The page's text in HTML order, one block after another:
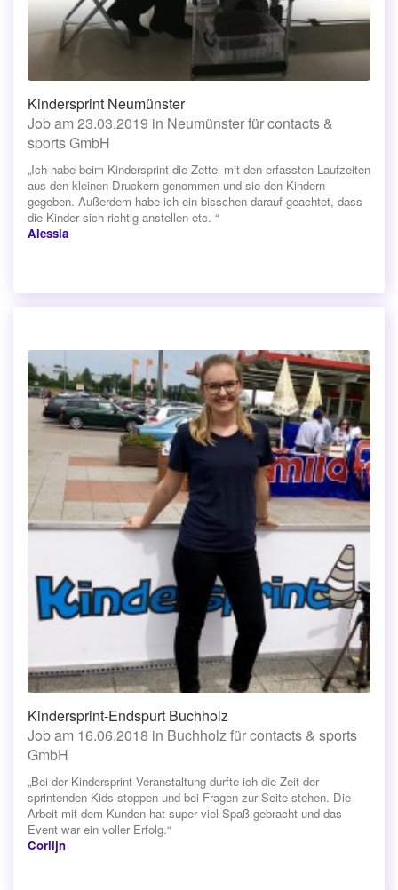
Kindersprint Neumünster
Job am 23.03.2019 in Neumünster für contacts &
sports GmbH
„Ich habe beim Kindersprint die Zettel mit den erfassten Laufzeiten
aus den kleinen Druckern genommen und sie den Kindern
gegeben. Außerdem habe ich ein bisschen darauf geachtet, dass
die Kinder sich richtig anstellen etc. “
Alessia
Kindersprint-Endspurt Buchholz
Job am 16.06.2018 in Buchholz für contacts & sports
GmbH
„Bei der Kindersprint Veranstaltung durfte ich die Zeit der
sprintenden Kids stoppen und bei Fragen zur Seite stehen. Die
Arbeit mit dem Kunden hat super viel Spaß gebracht und das
Event war ein voller Erfolg.“
Corlijn